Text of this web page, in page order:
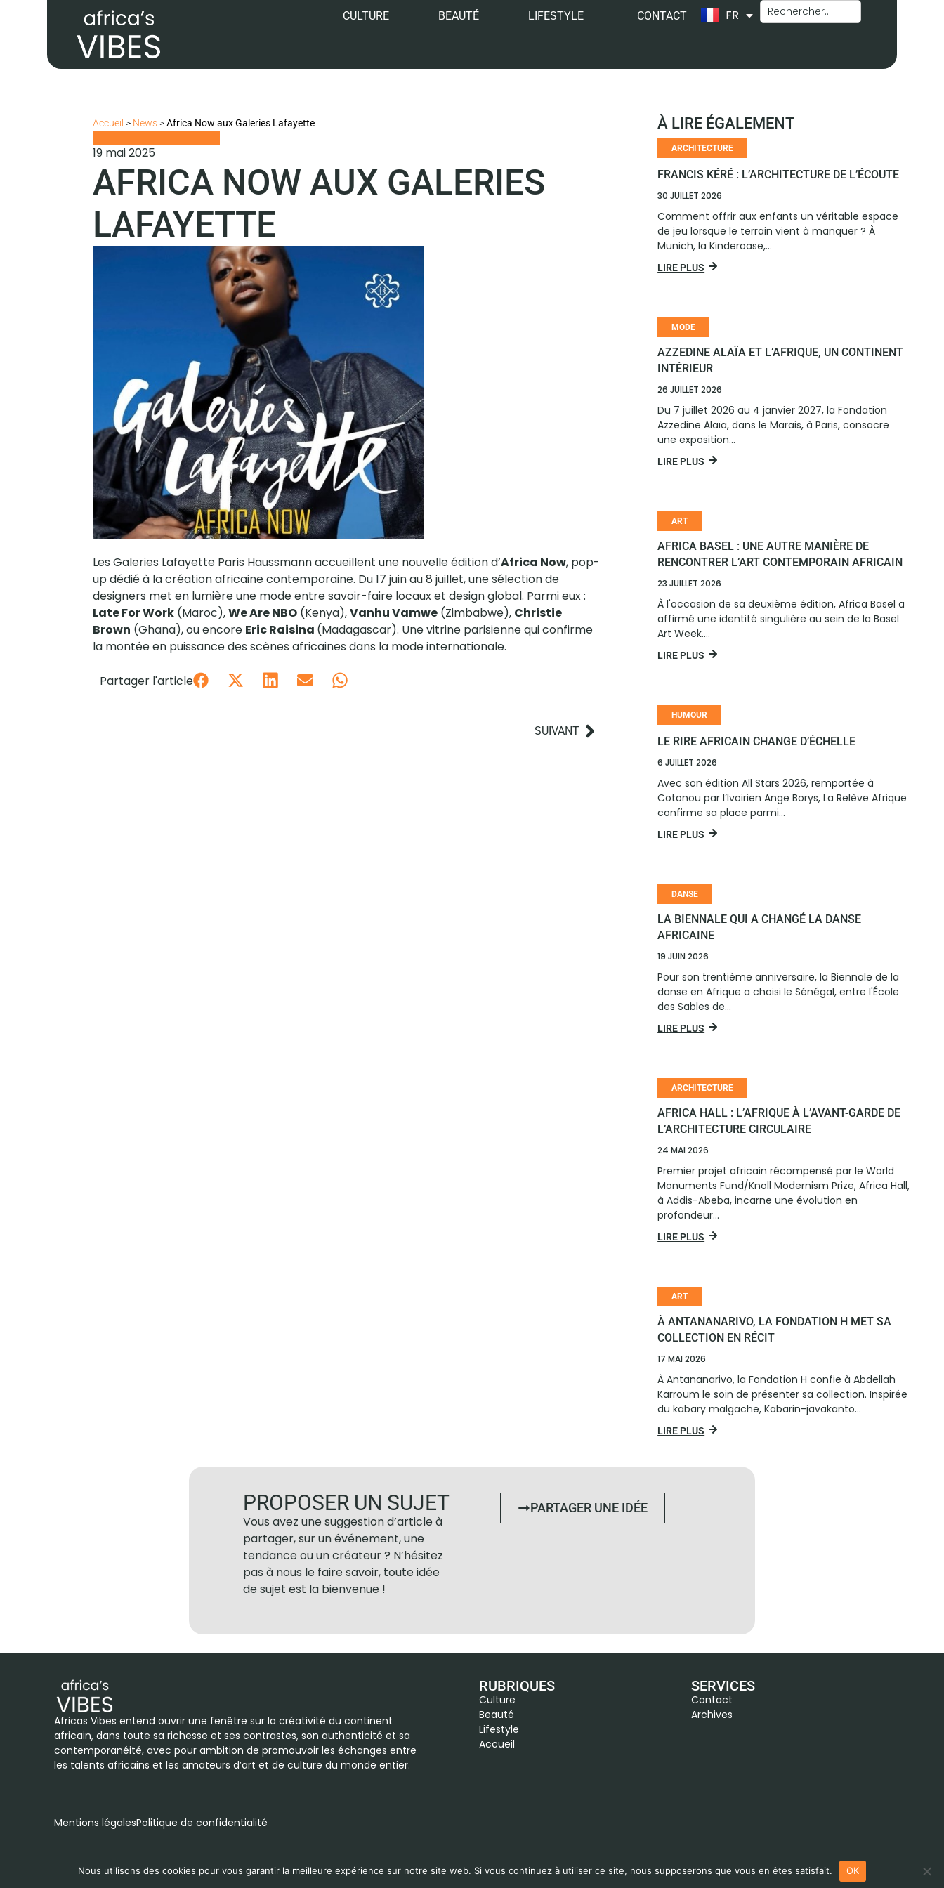
CULTURE BEAUTÉ LIFESTYLE CONTACT FR
EN
Accueil > News>Africa Now aux Galeries Lafayette
19 mai 2025
AFRICA NOW AUX GALERIES
LAFAYETTE
Les Galeries Lafayette Paris Haussmann accueillent une nouvelle édition d’Africa Now, pop-
up dédié à la création africaine contemporaine. Du 17 juin au 8 juillet, une sélection de
designers met en lumière une mode entre savoir-faire locaux et design global. Parmi eux :
Late For Work(Maroc),We Are NBO(Kenya),Vanhu Vamwe(Zimbabwe), Christie
Brown (Ghana), ou encore Eric Raisina (Madagascar). Une vitrine parisienne qui confirme
la montée en puissance des scènes africaines dans la mode internationale.
Partager l'article
SUIVANT
À LIRE ÉGALEMENT
ARCHITECTURE
FRANCIS KÉRÉ : L’ARCHITECTURE DE L’ÉCOUTE
30 JUILLET 2026
Comment offrir aux enfants un véritable espace
de jeu lorsque le terrain vient à manquer ? À
Munich, la Kinderoase,...
LIRE PLUS
MODE
AZZEDINE ALAÏA ET L’AFRIQUE, UN CONTINENT
INTÉRIEUR
26 JUILLET 2026
Du 7 juillet 2026 au 4 janvier 2027, la Fondation
Azzedine Alaïa, dans le Marais, à Paris, consacre
une exposition...
LIRE PLUS
ART
AFRICA BASEL : UNE AUTRE MANIÈRE DE
RENCONTRER L’ART CONTEMPORAIN AFRICAIN
23 JUILLET 2026
À l'occasion de sa deuxième édition, Africa Basel a
affirmé une identité singulière au sein de la Basel
Art Week....
LIRE PLUS
HUMOUR
LE RIRE AFRICAIN CHANGE D’ÉCHELLE
6 JUILLET 2026
Avec son édition All Stars 2026, remportée à
Cotonou par l’Ivoirien Ange Borys, La Relève Afrique
confirme sa place parmi...
LIRE PLUS
DANSE
LA BIENNALE QUI A CHANGÉ LA DANSE
AFRICAINE
19 JUIN 2026
Pour son trentième anniversaire, la Biennale de la
danse en Afrique a choisi le Sénégal, entre l'École
des Sables de...
LIRE PLUS
ARCHITECTURE
AFRICA HALL : L’AFRIQUE À L’AVANT-GARDE DE
L’ARCHITECTURE CIRCULAIRE
24 MAI 2026
Premier projet africain récompensé par le World
Monuments Fund/Knoll Modernism Prize, Africa Hall,
à Addis-Abeba, incarne une évolution en
profondeur...
LIRE PLUS
ART
À ANTANANARIVO, LA FONDATION H MET SA
COLLECTION EN RÉCIT
17 MAI 2026
À Antananarivo, la Fondation H confie à Abdellah
Karroum le soin de présenter sa collection. Inspirée
du kabary malgache, Kabarin-javakanto...
LIRE PLUS
PROPOSER UN SUJET
Vous avez une suggestion d’article à
partager, sur un événement, une
tendance ou un créateur ? N’hésitez
pas à nous le faire savoir, toute idée
de sujet est la bienvenue !
PARTAGER UNE IDÉE
Africas Vibes entend ouvrir une fenêtre sur la créativité du continent
africain, dans toute sa richesse et ses contrastes, son authenticité et sa
contemporanéité, avec pour ambition de promouvoir les échanges entre
les talents africains et les amateurs d’art et de culture du monde entier.
RUBRIQUES
Culture
Beauté
Lifestyle
Accueil
SERVICES
Contact
Archives
Mentions légalesPolitique de confidentialité
Copyright © 2024 | Africasvibes Conception Hugo Bouvard
Nous utilisons des cookies pour vous garantir la meilleure expérience sur notre site web. Si vous continuez à utiliser ce site, nous supposerons que vous en êtes satisfait. OK